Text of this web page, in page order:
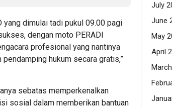
yang dimulai tadi pukul 09.00 pagi
dengan moto PERADI
profesional yang nantinya
hukum secara gratis,”
sebatas memperkenalkan
sosial dalam memberikan bantuan
July
June
May
April